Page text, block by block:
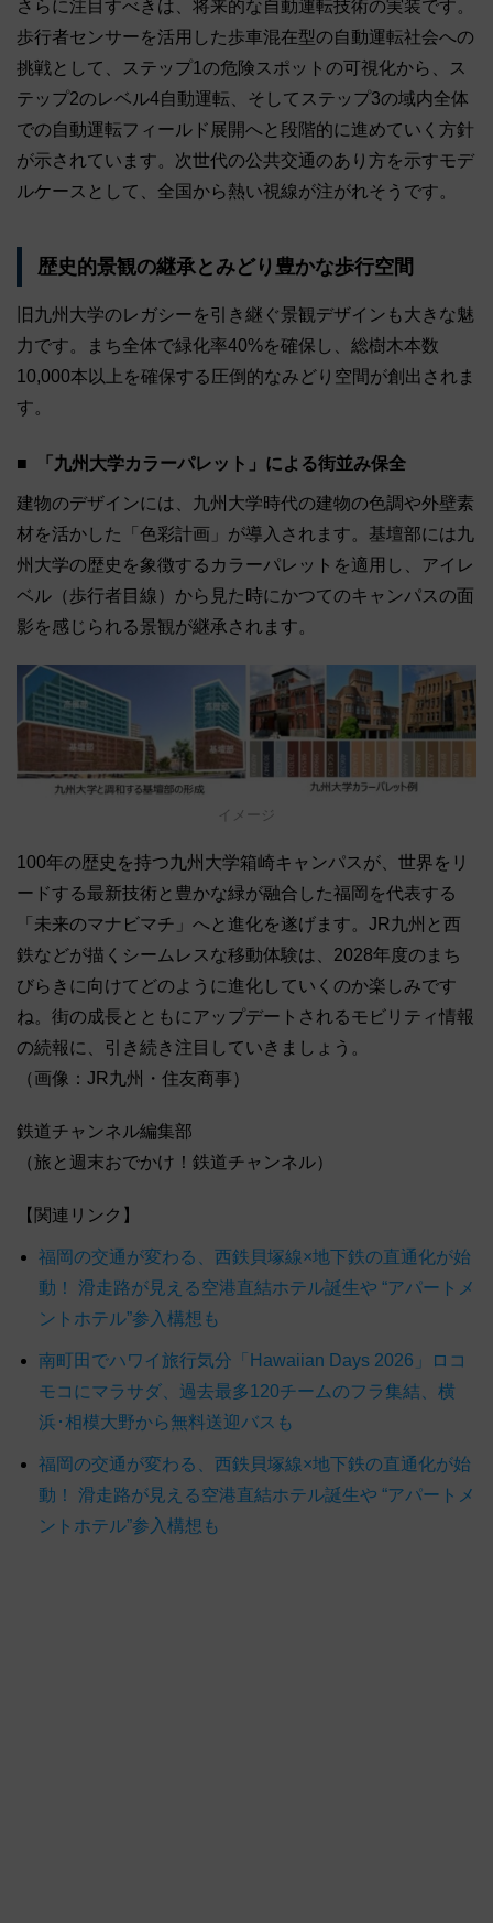
さらに注目すべきは、将来的な自動運転技術の実装です。
歩行者センサーを活用した歩車混在型の自動運転社会への
挑戦として、ステップ1の危険スポットの可視化から、ス
テップ2のレベル4自動運転、そしてステップ3の域内全体
での自動運転フィールド展開へと段階的に進めていく方針
が示されています。次世代の公共交通のあり方を示すモデ
ルケースとして、全国から熱い視線が注がれそうです。
歴史的景観の継承とみどり豊かな歩行空間
旧九州大学のレガシーを引き継ぐ景観デザインも大きな魅
力です。まち全体で緑化率40%を確保し、総樹木本数
10,000本以上を確保する圧倒的なみどり空間が創出されま
す。
「九州大学カラーパレット」による街並み保全
建物のデザインには、九州大学時代の建物の色調や外壁素
材を活かした「色彩計画」が導入されます。基壇部には九
州大学の歴史を象徴するカラーパレットを適用し、アイレ
ベル（歩行者目線）から見た時にかつてのキャンパスの面
影を感じられる景観が継承されます。
イメージ
100年の歴史を持つ九州大学箱崎キャンパスが、世界をリ
ードする最新技術と豊かな緑が融合した福岡を代表する
「未来のマナビマチ」へと進化を遂げます。JR九州と西
鉄などが描くシームレスな移動体験は、2028年度のまち
びらきに向けてどのように進化していくのか楽しみです
ね。街の成長とともにアップデートされるモビリティ情報
の続報に、引き続き注目していきましょう。
（画像：JR九州・住友商事）
鉄道チャンネル編集部
（旅と週末おでかけ！鉄道チャンネル）
【関連リンク】
福岡の交通が変わる、西鉄貝塚線×地下鉄の直通化が始
動！ 滑走路が見える空港直結ホテル誕生や “アパートメ
ントホテル”参入構想も
南町田でハワイ旅行気分「Hawaiian Days 2026」ロコ
モコにマラサダ、過去最多120チームのフラ集結、横
浜･相模大野から無料送迎バスも
福岡の交通が変わる、西鉄貝塚線×地下鉄の直通化が始
動！ 滑走路が見える空港直結ホテル誕生や “アパートメ
ントホテル”参入構想も